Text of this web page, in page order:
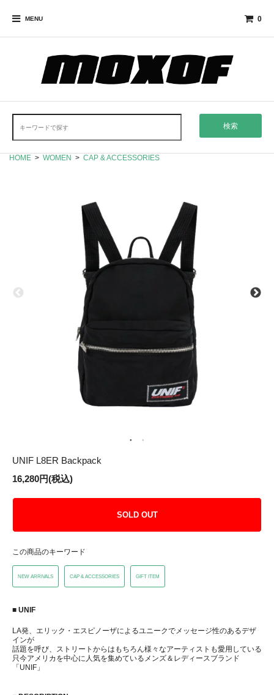
MENU 0
検索
HOME > WOMEN > CAP & ACCESSORIES
UNIF L8ER Backpack
16,280円(税込)
SOLD OUT
この商品のキーワード
NEW ARRIVALS CAP & ACCESSORIES GIFT ITEM
■ UNIF
LA発、エリック・エスピノーザによるユニークでメッセージ性のあるデザ
インが
話題を呼び、ストリートからはもちろん様々なアーティストも愛用している
只今アメリカを中心に人気を集めているメンズ＆レディースブランド
「UNIF」